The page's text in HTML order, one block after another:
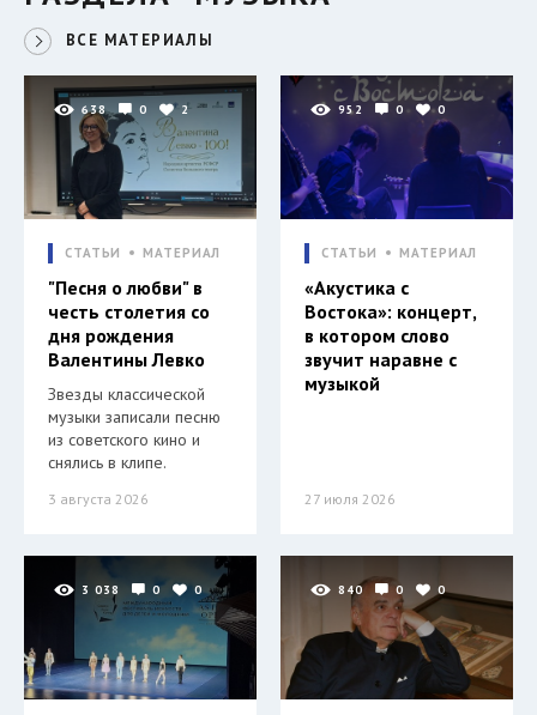
ВСЕ МАТЕРИАЛЫ
638 0 2
СТАТЬИ МАТЕРИАЛ
"Песня о любви" в
честь столетия со
дня рождения
Валентины Левко
Звезды классической
музыки записали песню
из советского кино и
снялись в клипе.
3 августа 2026
952 0 0
СТАТЬИ МАТЕРИАЛ
«Акустика с
Востока»: концерт,
в котором слово
звучит наравне с
музыкой
27 июля 2026
3 038 0 0 840 0 0